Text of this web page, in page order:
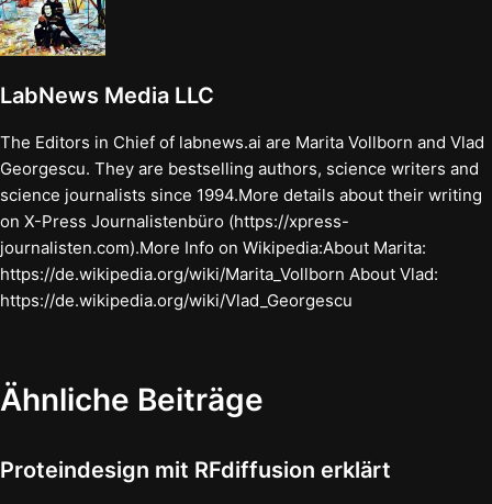
LabNews Media LLC
The Editors in Chief of labnews.ai are Marita Vollborn and Vlad
Georgescu. They are bestselling authors, science writers and
science journalists since 1994.More details about their writing
on X-Press Journalistenbüro (https://xpress-
journalisten.com).More Info on Wikipedia:About Marita:
https://de.wikipedia.org/wiki/Marita_Vollborn About Vlad:
https://de.wikipedia.org/wiki/Vlad_Georgescu
Ähnliche Beiträge
Proteindesign mit RFdiffusion erklärt